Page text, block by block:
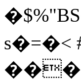
s�=�<